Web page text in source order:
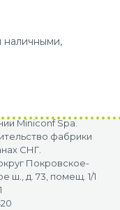
наличными,
Miniconf Spa.
фабрики
СНГ.
Покровское-
ш., д. 73, помещ. 1/1